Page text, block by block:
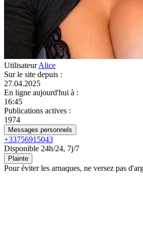
UtilisateurAlice
Sur le site depuis :
27.04.2025
En ligne aujourd'hui à :
16:45
Publications actives :
1974
Messages personnels
+33756915043
Disponible 24h/24, 7j/7
Plainte
Pour éviter les arnaques, ne versez pas